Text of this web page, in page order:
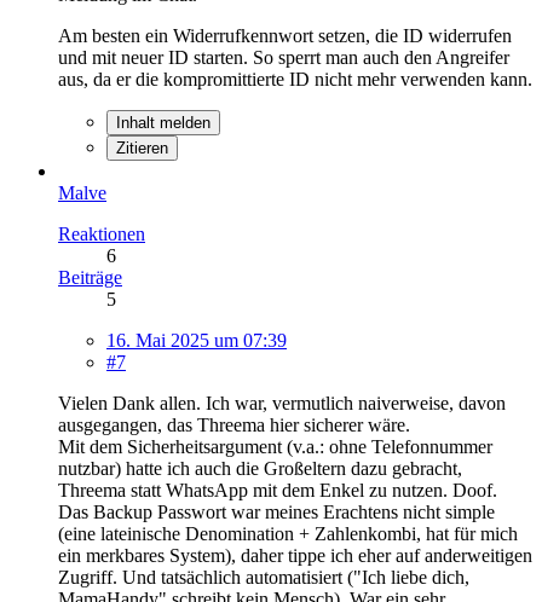
Am besten ein Widerrufkennwort setzen, die ID widerrufen
und mit neuer ID starten. So sperrt man auch den Angreifer
aus, da er die kompromittierte ID nicht mehr verwenden kann.
Inhalt melden
Zitieren
Malve
Reaktionen
6
Beiträge
5
16. Mai 2025 um 07:39
#7
Vielen Dank allen. Ich war, vermutlich naiverweise, davon
ausgegangen, das Threema hier sicherer wäre.
Mit dem Sicherheitsargument (v.a.: ohne Telefonnummer
nutzbar) hatte ich auch die Großeltern dazu gebracht,
Threema statt WhatsApp mit dem Enkel zu nutzen. Doof.
Das Backup Passwort war meines Erachtens nicht simple
(eine lateinische Denomination + Zahlenkombi, hat für mich
ein merkbares System), daher tippe ich eher auf anderweitigen
Zugriff. Und tatsächlich automatisiert ("Ich liebe dich,